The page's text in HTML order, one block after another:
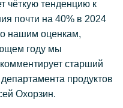
чёткую тенденцию к
почти на 40% в 2024
нашим оценкам,
году мы
старший
продуктов
Охорзин.